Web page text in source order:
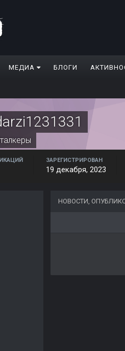
МЕДИА БЛОГИ
ЗАРЕГИСТРИРОВАН
19 декабря, 2023
НОВОСТИ,